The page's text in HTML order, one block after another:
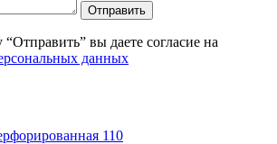
Отправить
вы даете согласие на
данных
110